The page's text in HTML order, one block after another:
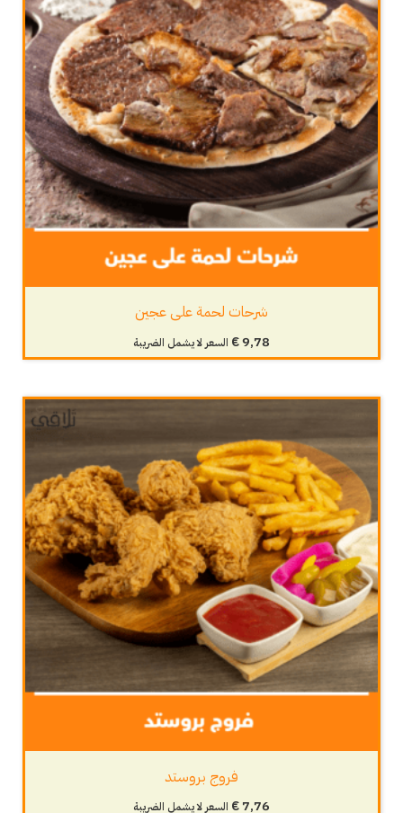
شرحات لحمة على عجين
€9,78 السعر لا يشمل الضريبة
فروج بروستد
€7,76 السعر لا يشمل الضريبة